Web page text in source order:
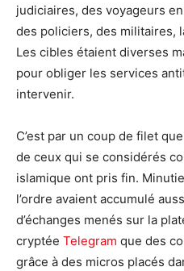
judiciaires, des voyageurs
des policiers, des militaires,
Les cibles étaient diverses
pour obliger les services
intervenir.
C’est par un coup de filet
de ceux qui se considérés
islamique ont pris fin.
l’ordre avaient accumulé
d’échanges menés sur la
cryptée Telegram que des
grâce à des micros placés